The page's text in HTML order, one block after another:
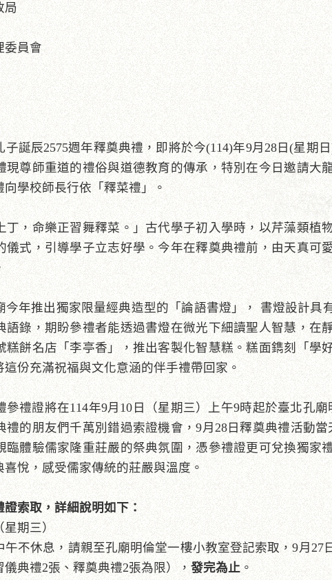
局
委員會
誕辰2575週年釋奠典禮，即將於今(114)年9月28日(星期
現尊師重道的禮俗與道德教育的傳承，特別在今日邀請大
學校師長行依「釋菜禮」。
丁，命樂正習舞釋菜。」古代學子初入學時，以芹藻類植
儀式，引導學子立志好學。今年在釋奠典禮前，由天真可
今年推出獨家限量經典造型的「論語書燈」， 書燈設計具
語錄，期盼參禮者能透過書燈在微光下細讀聖人智慧，在
糕餅名店「李亭香」，推出客製化智慧糕。糕面鐫刻「學
份充滿祝福與文化意涵的伴手禮帶回家。
禮證將在114年9月10日（星期三）上午9時起於臺北孔
禮的朋友們千萬別錯過索證機會，9月28日釋奠典禮活動
臨體驗儒家隆重莊嚴的祭典氛圍，憑參禮證更可兌換獨家
悅，感受儒家傳統的莊嚴與溫度。
證索取，詳細說明如下：
星期三）
不休息，請親至孔廟明倫堂一樓小教室登記索取，9月27
儀典禮2張、釋奠典禮2張為限），發完為止。